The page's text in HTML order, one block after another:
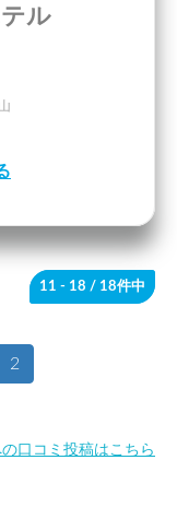
ル
11 - 18 / 18件中
2
口コミ投稿はこちら